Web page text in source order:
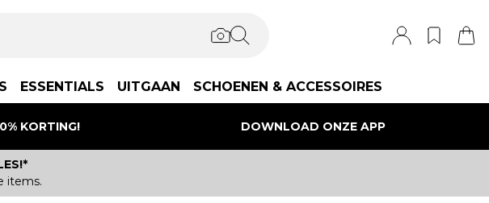
ESSENTIALS UITGAAN SCHOENEN & ACCESSOIRES
KORTING! DOWNLOAD ONZE APP
items.